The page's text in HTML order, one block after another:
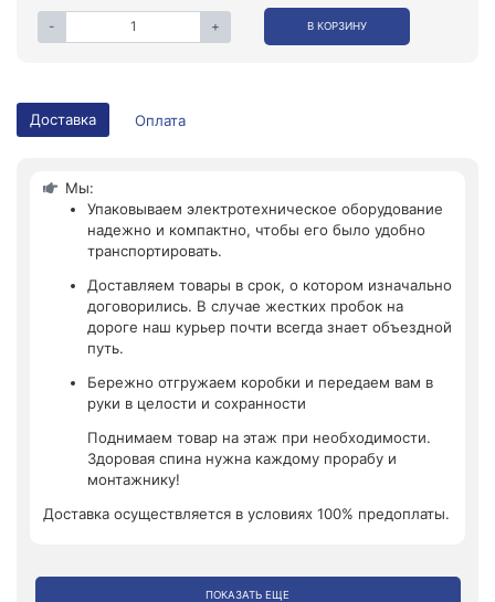
- + В КОРЗИНУ
Доставка Оплата
Мы:
Упаковываем электротехническое оборудование
надежно и компактно, чтобы его было удобно
транспортировать.
Доставляем товары в срок, о котором изначально
договорились. В случае жестких пробок на
дороге наш курьер почти всегда знает объездной
путь.
Бережно отгружаем коробки и передаем вам в
руки в целости и сохранности
Поднимаем товар на этаж при необходимости.
Здоровая спина нужна каждому прорабу и
монтажнику!
Доставка осуществляется в условиях 100% предоплаты.
ПОКАЗАТЬ ЕЩЕ